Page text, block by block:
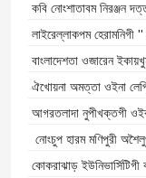
কবি নোংশাতাবম নিরঞ্জন
লাইরেল্লাকপম হেরামনিগী
বাংলাদেশতা ওজারেন
ঐখোয়না অমত্তা ওইনা
আগরতলাদা নুপীখক্তগী
নোংচুপ হারম মণিপুরী
কোকরাঝাড় ইউনিভার্সিটিগী